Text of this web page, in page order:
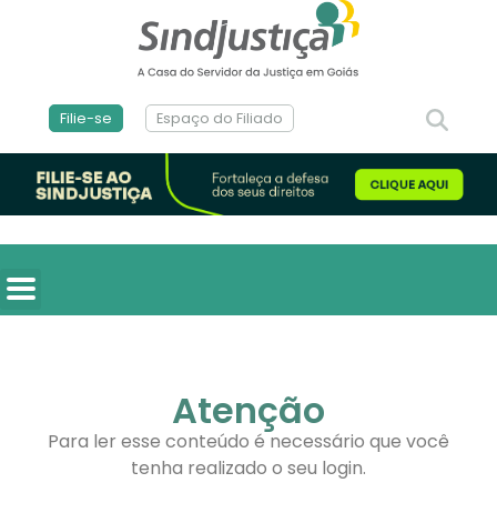
Filie-se Espaço do Filiado
Atenção
Para ler esse conteúdo é necessário que você
tenha realizado o seu login.